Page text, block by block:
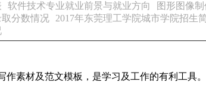
软件技术专业就业前景与就业方向
图形图像
分数情况
2017年东莞理工学院城市学院招生
素材及范文模板，是学习及工作的有利工具。